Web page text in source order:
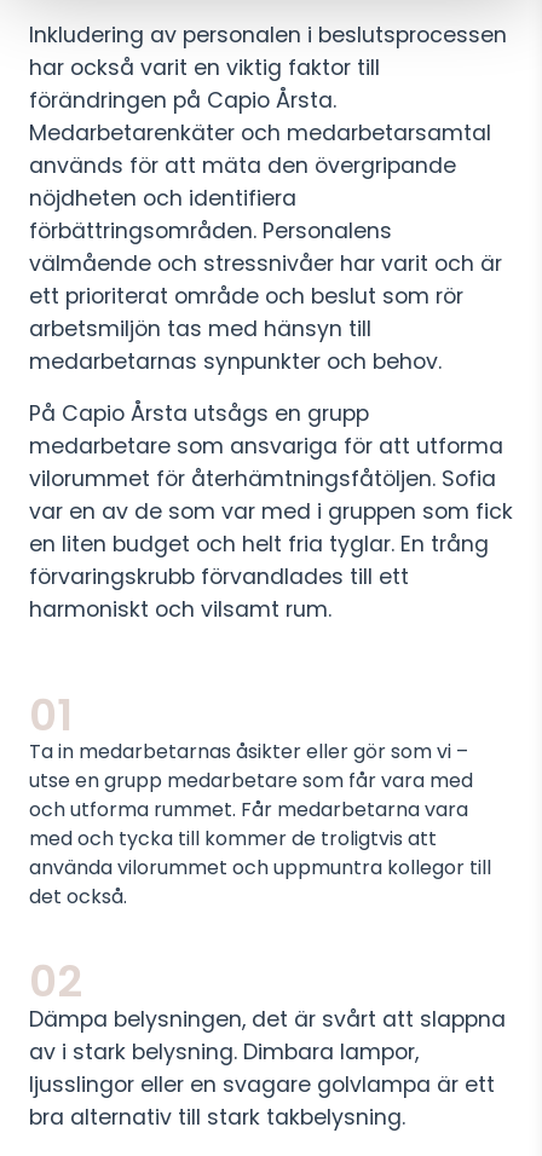
Inkludering av personalen i beslutsprocessen
har också varit en viktig faktor till
förändringen på Capio Årsta.
Medarbetarenkäter och medarbetarsamtal
används för att mäta den övergripande
nöjdheten och identifiera
förbättringsområden. Personalens
välmående och stressnivåer har varit och är
ett prioriterat område och beslut som rör
arbetsmiljön tas med hänsyn till
medarbetarnas synpunkter och behov.
På Capio Årsta utsågs en grupp
medarbetare som ansvariga för att utforma
vilorummet för återhämtningsfåtöljen. Sofia
var en av de som var med i gruppen som fick
en liten budget och helt fria tyglar. En trång
förvaringskrubb förvandlades till ett
harmoniskt och vilsamt rum.
01
Ta in medarbetarnas åsikter eller gör som vi –
utse en grupp medarbetare som får vara med
och utforma rummet. Får medarbetarna vara
med och tycka till kommer de troligtvis att
använda vilorummet och uppmuntra kollegor till
det också.
02
Dämpa belysningen, det är svårt att slappna
av i stark belysning. Dimbara lampor,
ljusslingor eller en svagare golvlampa är ett
bra alternativ till stark takbelysning.